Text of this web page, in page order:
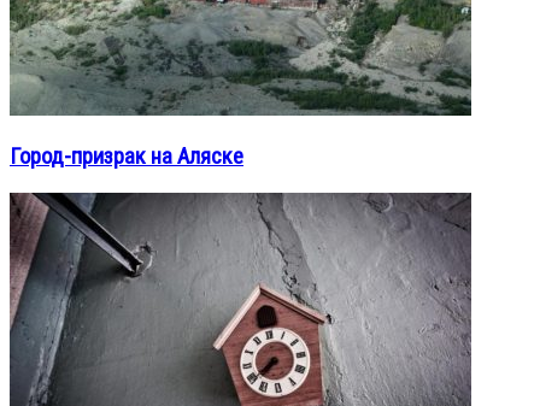
Город-призрак на Аляске